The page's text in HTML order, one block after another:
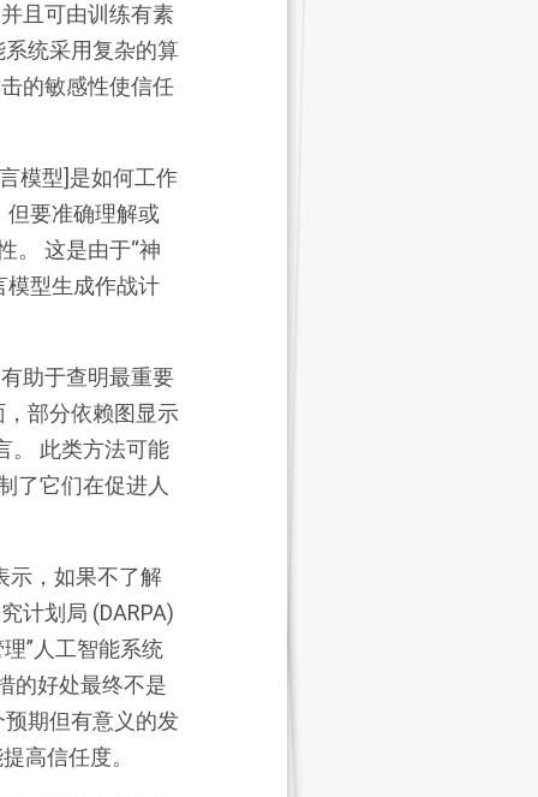
且可由训练有素
统采用复杂的算
的敏感性使信任
模型]是如何工作
但要准确理解或
。 这是由于“神
模型生成作战计
有助于查明最重要
部分依赖图 显示
。 此类方法可能
了它们在促进人
示，如果不了解
计划局 (DARPA)
”人工智能系统
的好处最终不是
期但有意义的发
高信任度。